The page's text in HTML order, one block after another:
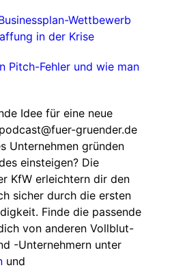
Wettbewerb
in der Krise
Pitch-Fehler und wie man
Idee für eine neue
gruender.de⁠⁠⁠⁠⁠⁠
Unternehmen gründen
einsteigen? Die
KfW erleichtern dir den
sicher durch die ersten
Finde die passende
von anderen Vollblut-
-Unternehmern unter⁠⁠⁠⁠
⁠⁠⁠⁠⁠⁠ und